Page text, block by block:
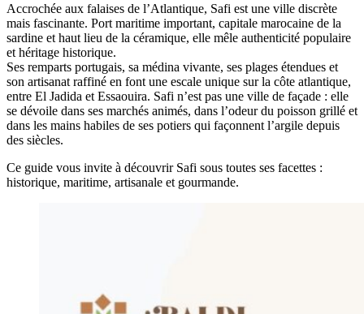
Accrochée aux falaises de l’Atlantique, Safi est une ville discrète
mais fascinante. Port maritime important, capitale marocaine de la
sardine et haut lieu de la céramique, elle mêle authenticité populaire
et héritage historique.
Ses remparts portugais, sa médina vivante, ses plages étendues et
son artisanat raffiné en font une escale unique sur la côte atlantique,
entre El Jadida et Essaouira. Safi n’est pas une ville de façade : elle
se dévoile dans ses marchés animés, dans l’odeur du poisson grillé et
dans les mains habiles de ses potiers qui façonnent l’argile depuis
des siècles.
Ce guide vous invite à découvrir Safi sous toutes ses facettes :
historique, maritime, artisanale et gourmande.